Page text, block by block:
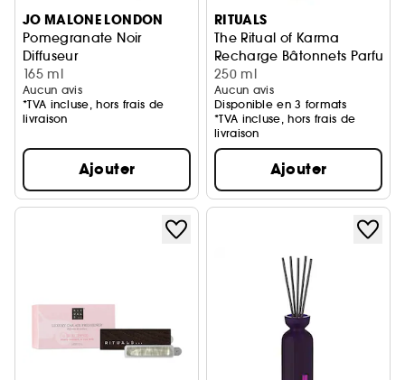
JO MALONE LONDON
Pomegranate Noir
Diffuseur
165 ml
Aucun avis
*TVA incluse, hors frais de
livraison
Ajouter
RITUALS
The Ritual of Karma
Recharge Bâtonnets
250 ml
Aucun avis
Disponible en 3 formats
*TVA incluse, hors frais de
livraison
Ajouter